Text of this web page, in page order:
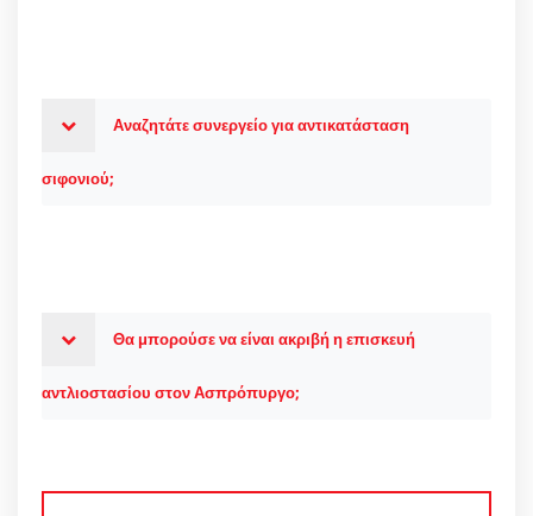
Αναζητάτε συνεργείο για αντικατάσταση
σιφονιού;
Θα μπορούσε να είναι ακριβή η επισκευή
αντλιοστασίου στον Ασπρόπυργο;